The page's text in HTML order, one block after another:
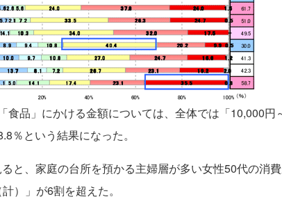
食品」にかける金額については、全体では「10,000円
％という結果になった。
と、家庭の台所を預かる主婦層が多い女性50代の消費
）」が6割を超えた。